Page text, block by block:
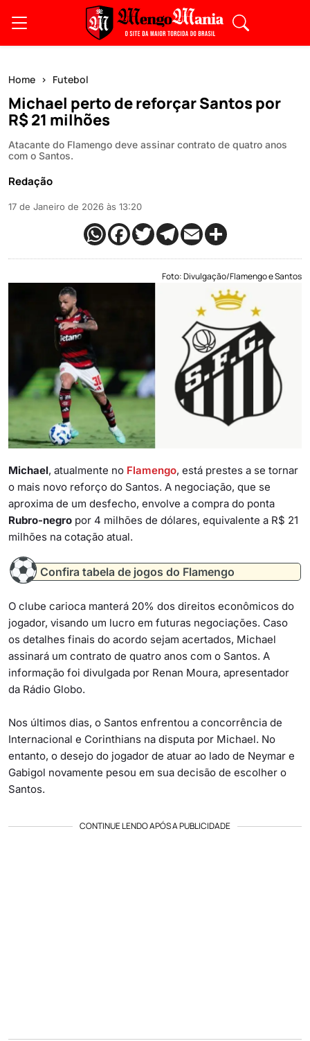
Home Futebol
Michael perto de reforçar Santos por
R$ 21 milhões
Atacante do Flamengo deve assinar contrato de quatro anos
com o Santos.
Redação
17 de Janeiro de 2026 às 13:20
Foto: Divulgação/Flamengo e Santos
Michael, atualmente no Flamengo, está prestes a se tornar
o mais novo reforço do Santos. A negociação, que se
aproxima de um desfecho, envolve a compra do ponta
Rubro-negro por 4 milhões de dólares, equivalente a R$ 21
milhões na cotação atual.
Confira tabela de jogos do Flamengo
O clube carioca manterá 20% dos direitos econômicos do
jogador, visando um lucro em futuras negociações. Caso
os detalhes finais do acordo sejam acertados, Michael
assinará um contrato de quatro anos com o Santos. A
informação foi divulgada por Renan Moura, apresentador
da Rádio Globo.
Nos últimos dias, o Santos enfrentou a concorrência de
Internacional e Corinthians na disputa por Michael. No
entanto, o desejo do jogador de atuar ao lado de Neymar e
Gabigol novamente pesou em sua decisão de escolher o
Santos.
CONTINUE LENDO APÓS A PUBLICIDADE